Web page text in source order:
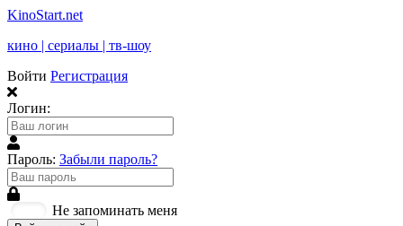
KinoStart.net
кино | сериалы | тв-шоу
Войти Регистрация
Логин:
Пароль: Забыли пароль?
Не запоминать меня